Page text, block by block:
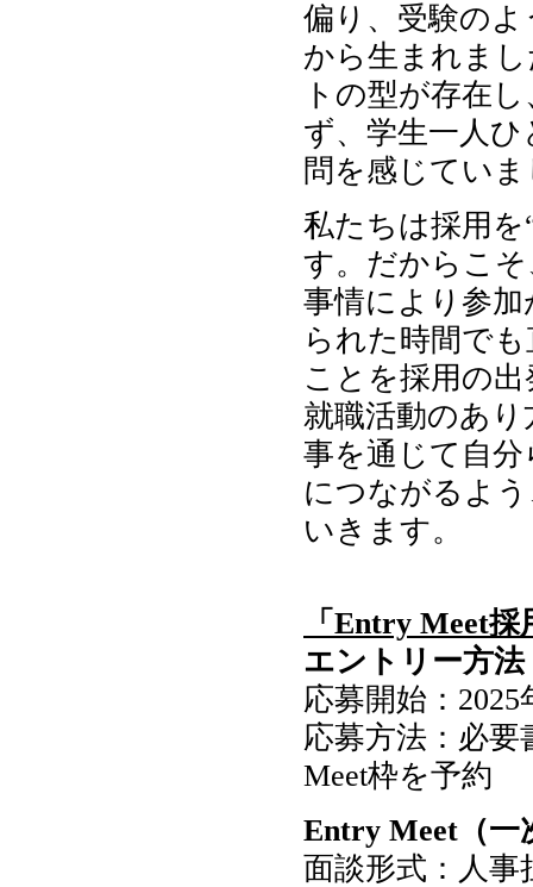
偏り、受験の
から生まれま
トの型が存在
ず、学生一人
問を感じてい
私たちは採用
す。だからこ
事情により参
られた時間で
ことを採用の
就職活動のあ
事を通じて自
につながるよ
いきます。
「Entry Meet
エントリー方法
応募開始：2025
応募方法：必
Meet枠を予約
Entry Meet（一
面談形式：人事